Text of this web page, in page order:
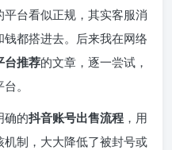
台看似正规，其实客服消
都搭进去。后来我在网络
台推荐的文章，逐一尝试，
。
确的抖音账号出售流程 ，用
制，大大降低了被封号或